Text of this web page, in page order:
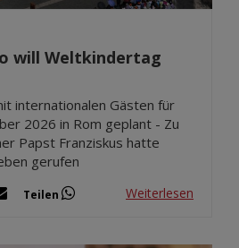
will Weltkindertag
internationalen Gästen für
2026 in Rom geplant - Zu
Papst Franziskus hatte
gerufen
Teilen Weiterlesen